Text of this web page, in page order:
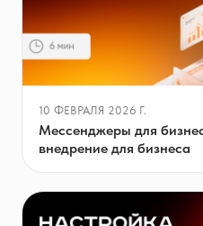
10 ФЕВРАЛЯ 2026 Г.
Мессенджеры для
внедрение для бизнеса